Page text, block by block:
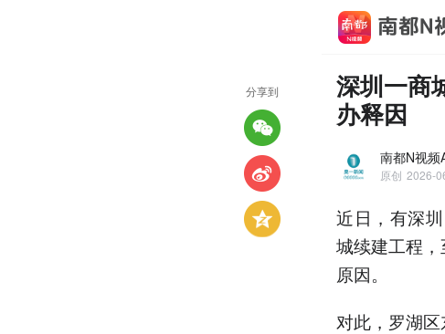
深圳一商
办释因
南都N视频
原创 2026-
近日，有深
城续建工程
原因。
对此，罗湖
分享到